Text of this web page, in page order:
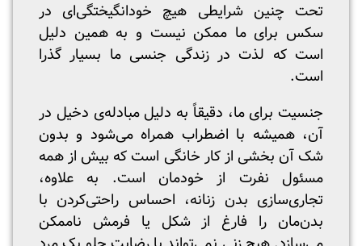
تحت چنین شرایطی هیچ خودانگیختگی‌ای در
سکس برای ما ممکن نیست و به همین دلیل
است که لذت در زندگی جنسی ما بسیار گذرا
است.
جنسیت برای ما، دقیقاً به دلیل مبادله‌ی دخیل در
آن، همیشه با اضطراب همراه می‌شود و بدون
شک آن بخشی از کار خانگی است که بیش از همه
مسئول نفرت از خودمان است. به علاوه،
تجاری‌سازی بدن زنانه، احساس راحتی‌کردن با
بدن‌مان را فارغ از شکل یا فرمش ناممکن